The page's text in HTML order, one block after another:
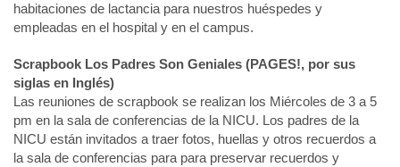
habitaciones de lactancia para nuestros huéspedes y
empleadas en el hospital y en el campus.
Scrapbook Los Padres Son Geniales (PAGES!, por sus
siglas en Inglés)
Las reuniones de scrapbook se realizan los Miércoles de 3 a 5
pm en la sala de conferencias de la NICU. Los padres de la
NICU están invitados a traer fotos, huellas y otros recuerdos a
la sala de conferencias para para preservar recuerdos y